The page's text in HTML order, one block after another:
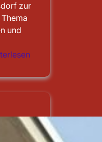
zur
und
der
am
23.04.2026